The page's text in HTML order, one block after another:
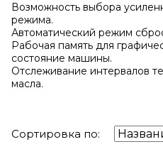
Возможность выбора
режима.
Автоматический режим
Рабочая память для
состояние машины.
Отслеживание интервалов
масла.
Сортировка по: